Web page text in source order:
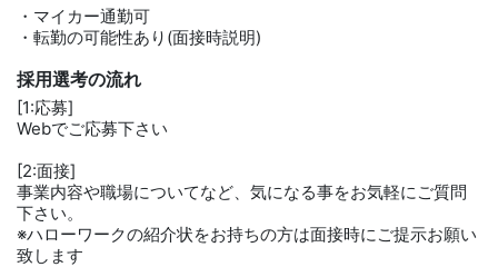
・マイカー通勤可
・転勤の可能性あり(面接時説明)
採用選考の流れ
[1:応募]
Webでご応募下さい
[2:面接]
事業内容や職場についてなど、気になる事をお気軽にご質問
下さい。
※ハローワークの紹介状をお持ちの方は面接時にご提示お願い
致します